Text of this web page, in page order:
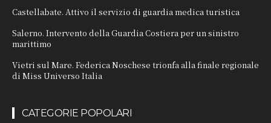
Castellabate. Attivo il servizio di guardia medica turistica
Salerno. Intervento della Guardia Costiera per un sinistro
marittimo
Vietri sul Mare. Federica Noschese trionfa alla finale regionale
di Miss Universo Italia
CATEGORIE POPOLARI